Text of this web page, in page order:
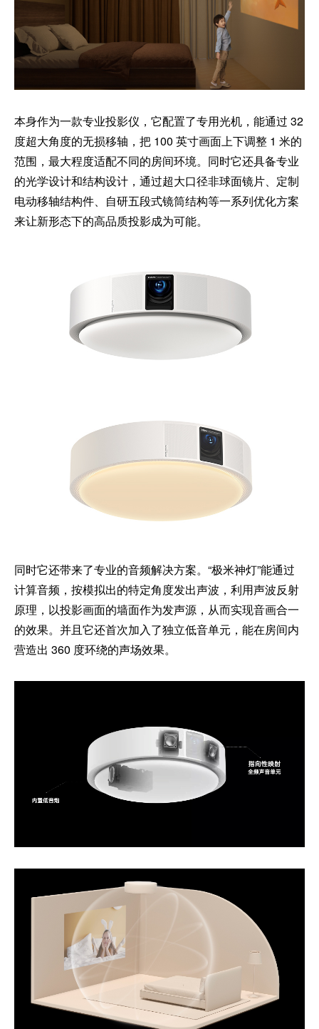
本身作为一款专业投影仪，它配置了专用光机，能通过 32
度超大角度的无损移轴，把 100 英寸画面上下调整 1 米的
范围，最大程度适配不同的房间环境。同时它还具备专业
的光学设计和结构设计，通过超大口径非球面镜片、定制
电动移轴结构件、自研五段式镜筒结构等一系列优化方案
来让新形态下的高品质投影成为可能。
同时它还带来了专业的音频解决方案。“极米神灯”能通过
计算音频，按模拟出的特定角度发出声波，利用声波反射
原理，以投影画面的墙面作为发声源，从而实现音画合一
的效果。并且它还首次加入了独立低音单元，能在房间内
营造出 360 度环绕的声场效果。